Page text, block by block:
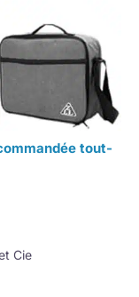
tout-
Cie